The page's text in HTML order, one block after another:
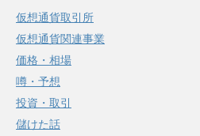
仮想通貨取引所
仮想通貨関連事業
価格・相場
噂・予想
投資・取引
儲けた話